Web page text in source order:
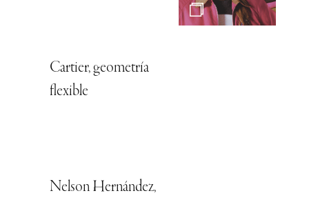
Cartier, geometría
flexible
Nelson Hernández,